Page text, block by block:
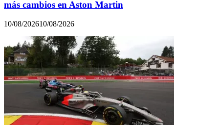
más cambios en Aston Martin
10/08/202610/08/2026